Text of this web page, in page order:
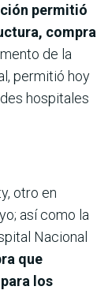
permitió
compra
de la
permitió hoy
hospitales
otro en
así como la
Nacional
que
los